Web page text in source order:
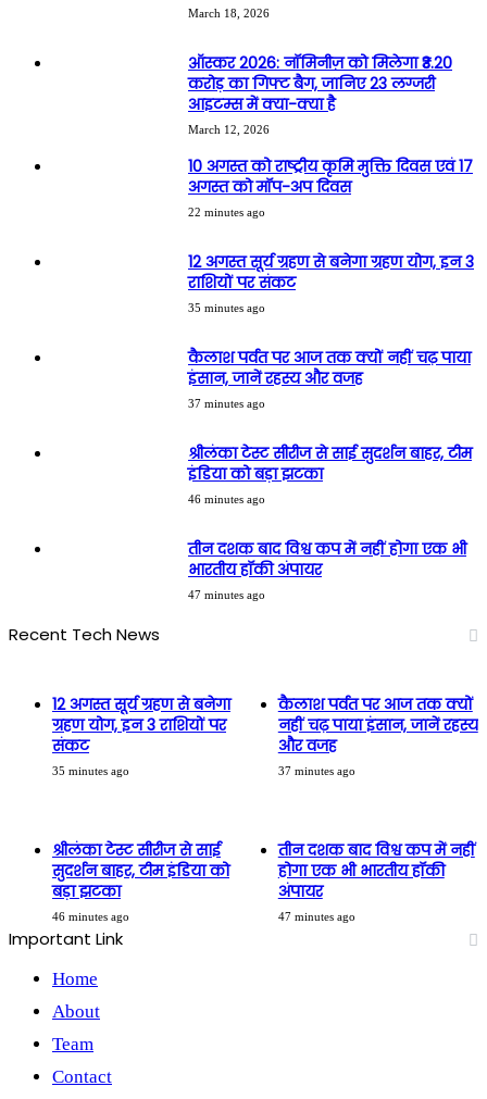
March 18, 2026
ऑस्कर 2026: नॉमिनीज़ को मिलेगा ₹3.20
करोड़ का गिफ्ट बैग, जानिए 23 लग्जरी
आइटम्स में क्या-क्या है
March 12, 2026
10 अगस्त को राष्ट्रीय कृमि मुक्ति दिवस एवं 17
अगस्त को मॉप-अप दिवस
22 minutes ago
12 अगस्त सूर्य ग्रहण से बनेगा ग्रहण योग, इन 3
राशियों पर संकट
35 minutes ago
कैलाश पर्वत पर आज तक क्यों नहीं चढ़ पाया
इंसान, जानें रहस्य और वजह
37 minutes ago
श्रीलंका टेस्ट सीरीज से साई सुदर्शन बाहर, टीम
इंडिया को बड़ा झटका
46 minutes ago
तीन दशक बाद विश्व कप में नहीं होगा एक भी
भारतीय हॉकी अंपायर
47 minutes ago
Recent Tech News
12 अगस्त सूर्य ग्रहण से बनेगा
ग्रहण योग, इन 3 राशियों पर
संकट
35 minutes ago
कैलाश पर्वत पर आज तक क्यों
नहीं चढ़ पाया इंसान, जानें रहस्य
और वजह
37 minutes ago
श्रीलंका टेस्ट सीरीज से साई
सुदर्शन बाहर, टीम इंडिया को
बड़ा झटका
46 minutes ago
तीन दशक बाद विश्व कप में नहीं
होगा एक भी भारतीय हॉकी
अंपायर
47 minutes ago
Important Link
Home
About
Team
Contact